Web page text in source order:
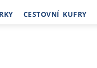
CESTOVNÍ KUFRY